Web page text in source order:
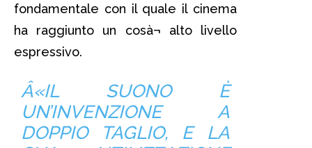
fondamentale con il quale il cinema
ha raggiunto un cosà¬ alto livello
espressivo.
Â«IL SUONO È
UN’INVENZIONE A
DOPPIO TAGLIO, E LA